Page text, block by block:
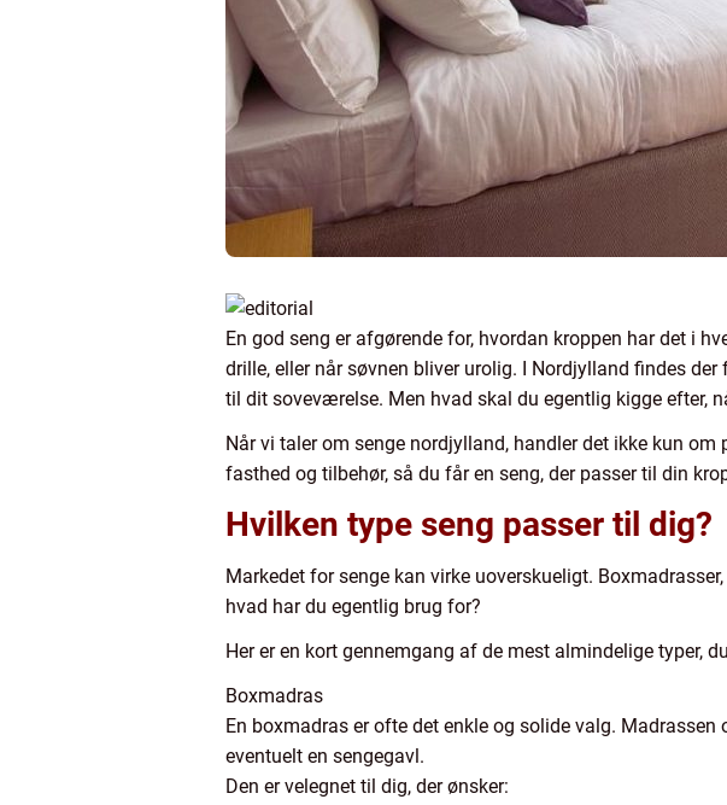
En god seng er afgørende for, hvordan kroppen har det i
drille, eller når søvnen bliver urolig. I Nordjylland findes
til dit soveværelse. Men hvad skal du egentlig kigge efter,
Når vi taler om senge nordjylland, handler det ikke kun
fasthed og tilbehør, så du får en seng, der passer til din
Hvilken type seng passer til dig?
Markedet for senge kan virke uoverskueligt.
hvad har du egentlig brug for?
Her er en kort gennemgang af de mest almindelige typer,
Boxmadras
En boxmadras er ofte det enkle og solide valg.
eventuelt en sengegavl.
Den er velegnet til dig, der ønsker: